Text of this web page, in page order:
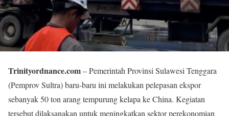
Trinityordnance.com– Pemerintah Provinsi Sulawesi Tenggara
(Pemprov Sultra) baru-baru ini melakukan pelepasan ekspor
sebanyak 50 ton arang tempurung kelapa ke China. Kegiatan
tersebut dilaksanakan untuk meningkatkan sektor perekonomian